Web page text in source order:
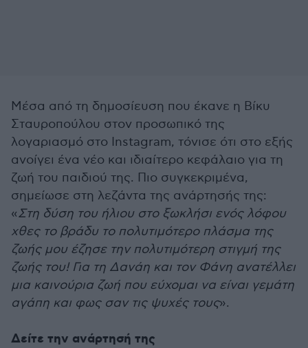
Μέσα από τη δημοσίευση που έκανε η Βίκυ
Σταυροπούλου στον προσωπικό της
λογαριασμό στο Instagram, τόνισε ότι στο εξής
ανοίγει ένα νέο και ιδιαίτερο κεφάλαιο για τη
ζωή του παιδιού της. Πιο συγκεκριμένα,
σημείωσε στη λεζάντα της ανάρτησής της:
«Στη δύση του ήλιου στο ξωκλήσι ενός λόφου
χθες το βράδυ το πολυτιμότερο πλάσμα της
ζωής μου έζησε την πολυτιμότερη στιγμή της
ζωής του! Για τη Δανάη και τον Φάνη ανατέλλει
μια καινούρια ζωή που εύχομαι να είναι γεμάτη
αγάπη και φως σαν τις ψυχές τους».
Δείτε την ανάρτησή της